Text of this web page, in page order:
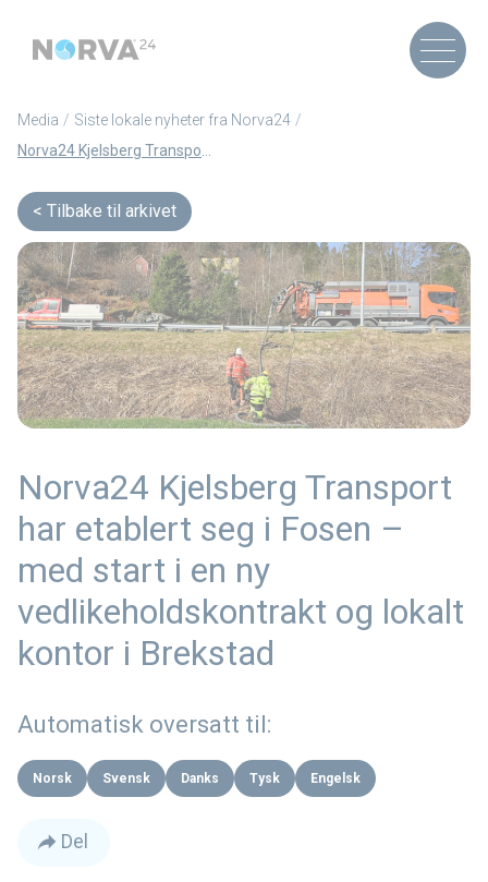
Media
Siste lokale nyheter fra Norva24
Tilbake til arkivet
Norva24 Kjelsberg Transport
har etablert seg i Fosen –
med start i en ny
vedlikeholdskontrakt og lokalt
kontor i Brekstad
Automatisk oversatt til:
Norsk Svensk Danks Tysk Engelsk
Del